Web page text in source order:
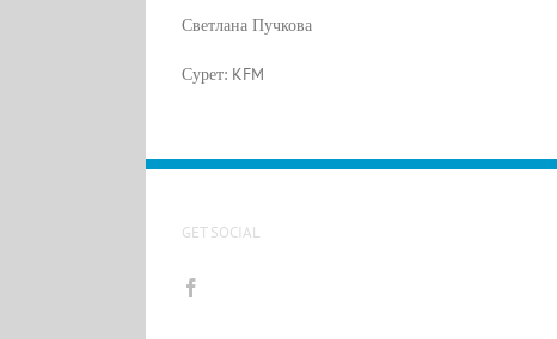
Светлана Пучкова
Сурет: KFM
GET SOCIAL